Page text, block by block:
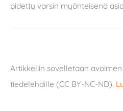
pidetty varsin myönteisenä
Artikkeliin sovelletaan
tiedelehdille (CC BY-NC-ND).